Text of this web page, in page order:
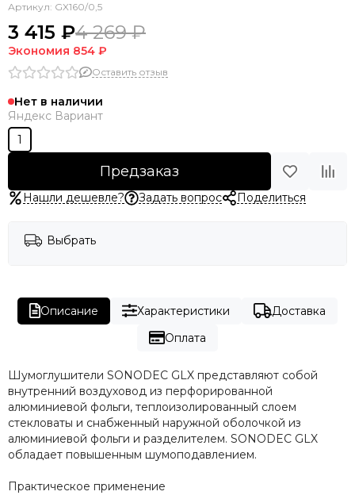
Артикул: GX160/0,5
3 415 ₽4 269 ₽
Экономия 854 ₽
Оставить отзыв
Нет в наличии
Яндекс Вариант
1
Предзаказ
Нашли дешевле? Задать вопрос Поделиться
Выбрать
Описание Характеристики
Доставка
Оплата
Шумоглушители SONODEC GLX представляют собой
внутренний воздуховод из перфорированной
алюминиевой фольги, теплоизолированный слоем
стекловаты и снабженный наружной оболочкой из
алюминиевой фольги и разделителем. SONODEC GLX
обладает повышенным шумоподавлением.
Практическое применение